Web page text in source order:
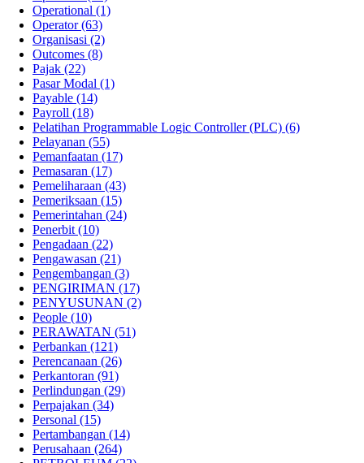
Operational (1)
Operator(63)
Organisasi (2)
Outcomes (8)
Pajak (22)
Pasar Modal (1)
Payable (14)
Payroll (18)
Pelatihan Programmable Logic Controller (PLC) (6)
Pelayanan (55)
Pemanfaatan (17)
Pemasaran (17)
Pemeliharaan (43)
Pemeriksaan (15)
Pemerintahan (24)
Penerbit(10)
Pengadaan (22)
Pengawasan (21)
Pengembangan (3)
PENGIRIMAN (17)
PENYUSUNAN (2)
People (10)
PERAWATAN (51)
Perbankan (121)
Perencanaan (26)
Perkantoran (91)
Perlindungan (29)
Perpajakan (34)
Personal (15)
Pertambangan (14)
Perusahaan (264)